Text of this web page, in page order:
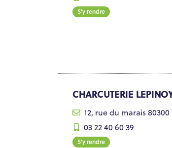
S'y rendre
CHARCUTERIE
12, rue du marais 80300
03 22 40 60 39
S'y rendre